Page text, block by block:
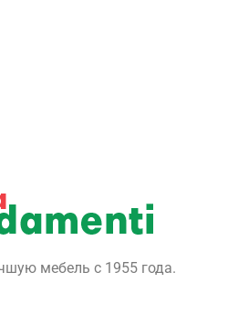
мебель с 1955 года.